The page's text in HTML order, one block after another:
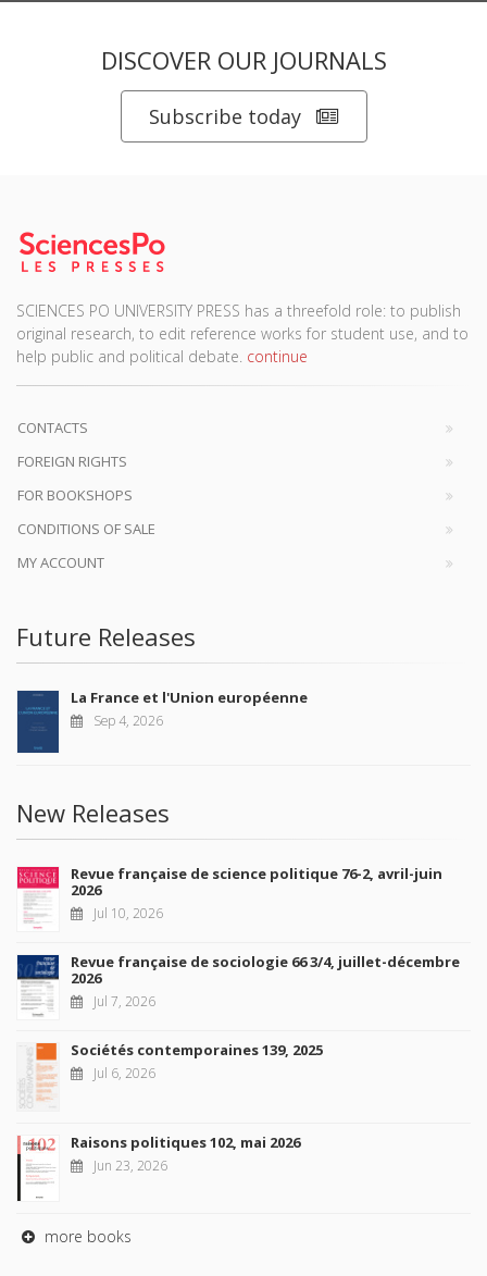
DISCOVER OUR JOURNALS
Subscribe today
SCIENCES PO UNIVERSITY PRESS has a threefold role: to publish
original research, to edit reference works for student use, and to
help public and political debate. continue
CONTACTS
FOREIGN RIGHTS
FOR BOOKSHOPS
CONDITIONS OF SALE
MY ACCOUNT
Future Releases
La France et l'Union européenne
Sep 4, 2026
New Releases
Revue française de science politique 76-2, avril-juin
2026
Jul 10, 2026
Revue française de sociologie 66 3/4, juillet-décembre
2026
Jul 7, 2026
Sociétés contemporaines 139, 2025
Jul 6, 2026
Raisons politiques 102, mai 2026
Jun 23, 2026
more books